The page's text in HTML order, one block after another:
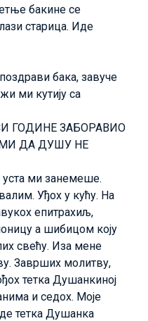
бакине се
старица. Иде
бака, завуче
ми кутију са
ГОДИНЕ ЗАБОРАВИО
ДА ДУШУ НЕ
уста ми занемеше.
Уђох у кућу. На
епитрахиљ,
а шибицом коју
свећу. Иза мене
Заврших молитву,
тетка Душанкиној
и седох. Моје
тетка Душанка